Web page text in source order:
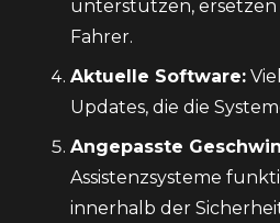
unterstützen,
Fahrer.
Aktuelle Software:
Updates, die die
Angepasste
Assistenzsysteme
innerhalb der